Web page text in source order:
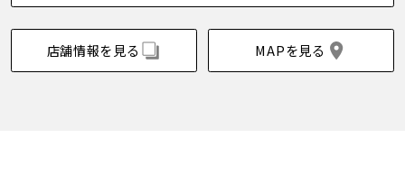
店舗情報を見る MAPを見る